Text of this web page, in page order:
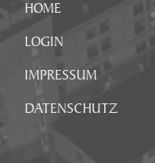
HOME
LOGIN
IMPRESSUM
DATENSCHUTZ